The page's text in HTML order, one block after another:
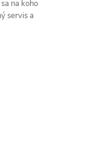
na koho
servis a